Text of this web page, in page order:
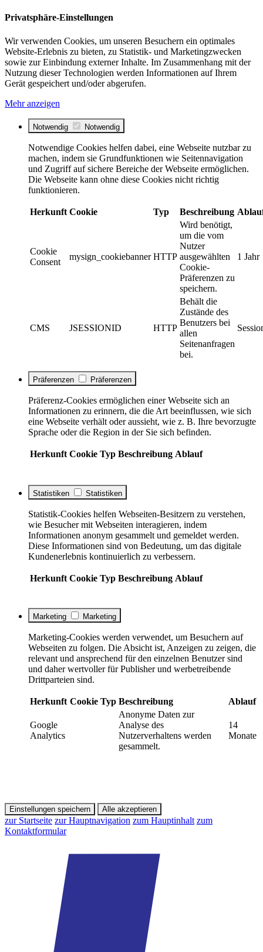
Privatsphäre-Einstellungen
Wir verwenden Cookies, um unseren Besuchern ein optimales
Website-Erlebnis zu bieten, zu Statistik- und Marketingzwecken
sowie zur Einbindung externer Inhalte. Im Zusammenhang mit der
Nutzung dieser Technologien werden Informationen auf Ihrem
Gerät gespeichert und/oder abgerufen.
Mehr anzeigen
Notwendig Notwendig
Notwendige Cookies helfen dabei, eine Webseite nutzbar zu
machen, indem sie Grundfunktionen wie Seitennavigation
und Zugriff auf sichere Bereiche der Webseite ermöglichen.
Die Webseite kann ohne diese Cookies nicht richtig
funktionieren.
Herkunft Cookie Typ Beschreibung
Cookie
Consent
mysign_cookiebanner HTTP
Wird benötigt,
um die vom
Nutzer
ausgewählten
Cookie-
Präferenzen zu
speichern.
1 Jahr
CMS JSESSIONID HTTP
Behält die
Zustände des
Benutzers bei
allen
Seitenanfragen
bei.
Präferenzen Präferenzen
Präferenz-Cookies ermöglichen einer Webseite sich an
Informationen zu erinnern, die die Art beeinflussen, wie sich
eine Webseite verhält oder aussieht, wie z. B. Ihre bevorzugte
Sprache oder die Region in der Sie sich befinden.
Herkunft Cookie Typ Beschreibung Ablauf
Statistiken Statistiken
Statistik-Cookies helfen Webseiten-Besitzern zu verstehen,
wie Besucher mit Webseiten interagieren, indem
Informationen anonym gesammelt und gemeldet werden.
Diese Informationen sind von Bedeutung, um das digitale
Kundenerlebnis kontinuierlich zu verbessern.
Herkunft Cookie Typ Beschreibung Ablauf
Marketing Marketing
Marketing-Cookies werden verwendet, um Besuchern auf
Webseiten zu folgen. Die Absicht ist, Anzeigen zu zeigen, die
relevant und ansprechend für den einzelnen Benutzer sind
und daher wertvoller für Publisher und werbetreibende
Drittparteien sind.
Herkunft Cookie Typ Beschreibung Ablauf
Google
Analytics
Anonyme Daten zur
Analyse des
Nutzerverhaltens werden
gesammelt.
14
Monate
Einstellungen speichern Alle akzeptieren
zur Startseite zur Hauptnavigation zum Hauptinhalt zum
Kontaktformular